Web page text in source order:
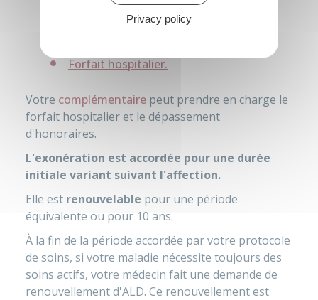
La participation forfaitaire de 2 €
Forfait hospitalier.
Votre complémentaire peut prendre en charge le
forfait hospitalier et le dépassement
d'honoraires.
L'exonération est accordée pour une durée
initiale variant suivant l'affection.
Elle est renouvelable pour une période
équivalente ou pour 10 ans.
À la fin de la période accordée par votre protocole
de soins, si votre maladie nécessite toujours des
soins actifs, votre médecin fait une demande de
renouvellement d'ALD. Ce renouvellement est
Privacy policy